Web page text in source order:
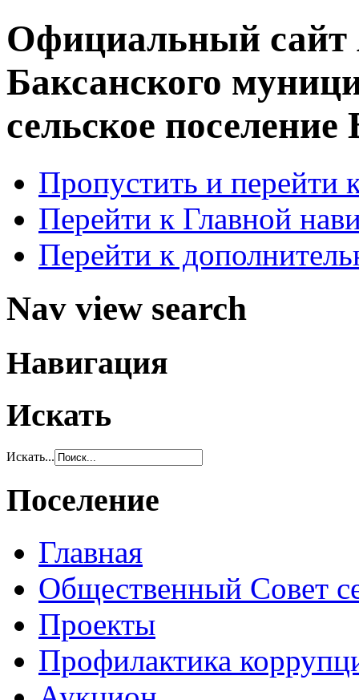
Официальный сайт
Баксанского
сельское
Пропустить и перейти
Перейти к Главной
Перейти к
Nav view search
Навигация
Искать
Искать...
Поселение
Главная
Общественный Совет
Проекты
Профилактика